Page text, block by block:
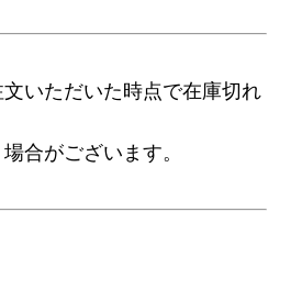
いただいた時点で在庫切れ
合がございます。